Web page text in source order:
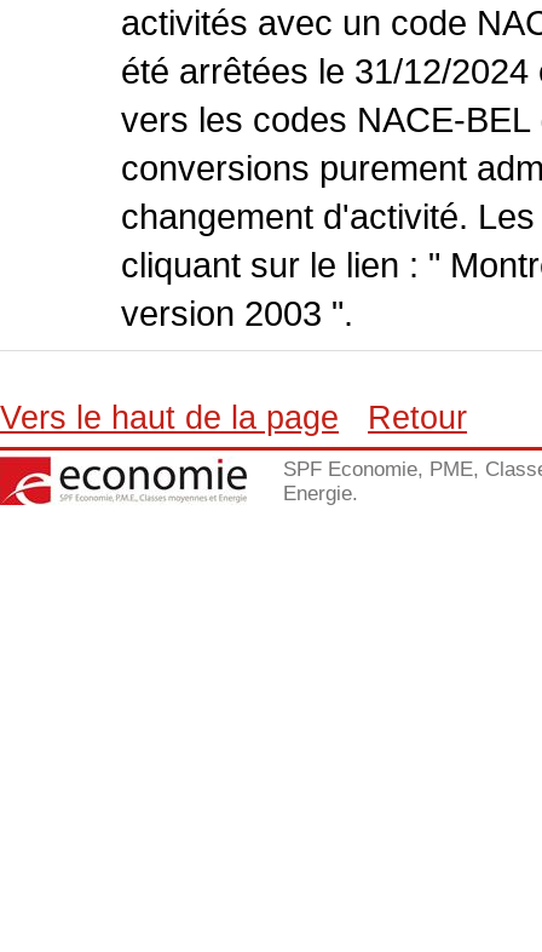
activités avec un code
été arrêtées le 31/12/
vers les codes NACE-
conversions purement
changement d'activité.
cliquant sur le lien : "
version 2003 ".
Vers le haut de la page Retour
SPF Economie, PME,
Energie.